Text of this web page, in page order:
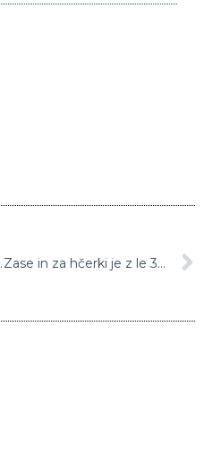
rakavih obolenj Zase in za hčerki je z le 3000 funti ustvarila sanjski dom: Noro, kaj vse se da narediti z nekaj dobre volje in kreative! (foto)